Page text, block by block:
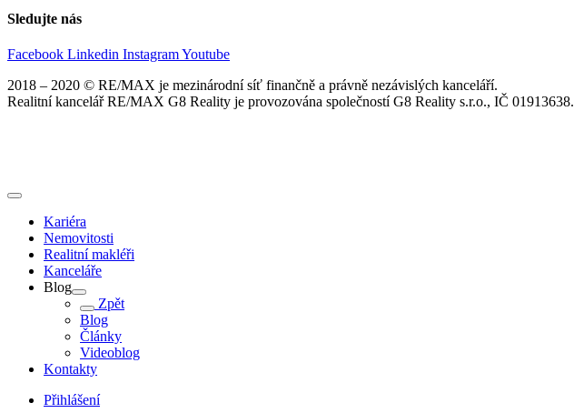
Sledujte nás
Facebook Linkedin InstagramYoutube
2018 – 2020 © RE/MAX je mezinárodní síť finančně a právně nezávislých kanceláří.
Realitní kancelář RE/MAX G8 Reality je provozována společností G8 Reality s.r.o., IČ 01913638.
Kariéra
Nemovitosti
Realitní makléři
Kanceláře
Blog
Zpět
Blog
Články
Videoblog
Kontakty
Přihlášení